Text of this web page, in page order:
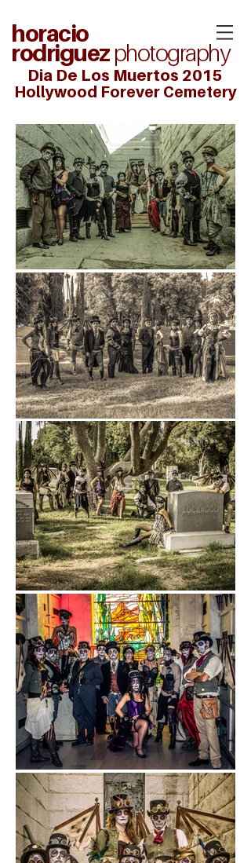
horacio
rodriguezphotography
Dia De Los Muertos 2015
Hollywood Forever Cemetery